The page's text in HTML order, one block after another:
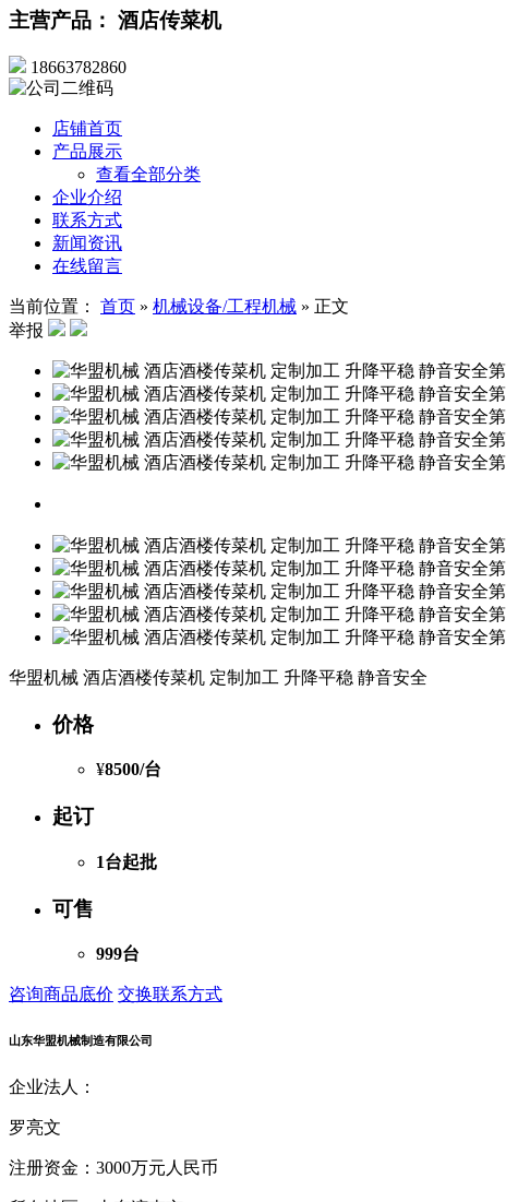
主营产品： 酒店传菜机
18663782860
店铺首页
产品展示
查看全部分类
企业介绍
联系方式
新闻资讯
在线留言
当前位置： 首页 » 机械设备/工程机械 » 正文
举报
华盟机械 酒店酒楼传菜机 定制加工 升降平稳 静音安全
价格
¥8500/台
起订
1台起批
可售
999台
咨询商品底价 交换联系方式
山东华盟机械制造有限公司
企业法人：
罗亮文
注册资金： 3000万元人民币